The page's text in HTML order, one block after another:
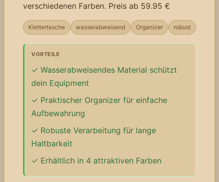
verschiedenen Farben. Preis ab 59.95 €
Klettertasche wasserabweisend Organizer robust
VORTEILE
Wasserabweisendes Material schützt
dein Equipment
Praktischer Organizer für einfache
Aufbewahrung
Robuste Verarbeitung für lange
Haltbarkeit
Erhältlich in 4 attraktiven Farben